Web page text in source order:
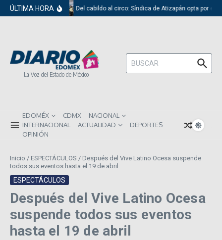
Saltar al contenido
ÚLTIMA HORA Del cabildo al circo: Síndica de Atizapán opta por el
La Voz del Estado de México
Buscar:
EDOMÉX CDMX
NACIONAL
INTERNACIONAL
ACTUALIDAD
DEPORTES
OPINIÓN
Inicio / ESPECTÁCULOS / Después del Vive Latino Ocesa suspende
todos sus eventos hasta el 19 de abril
ESPECTÁCULOS
Después del Vive Latino Ocesa
suspende todos sus eventos
hasta el 19 de abril